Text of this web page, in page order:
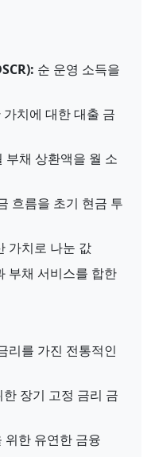
순 운영 소득을
가치에 대한 대출 금
부채 상환액을 월 소
흐름을 초기 현금 투
가치로 나눈 값
부채 서비스를 합한
리를 가진 전통적인
장기 고정 금리 금
위한 유연한 금융